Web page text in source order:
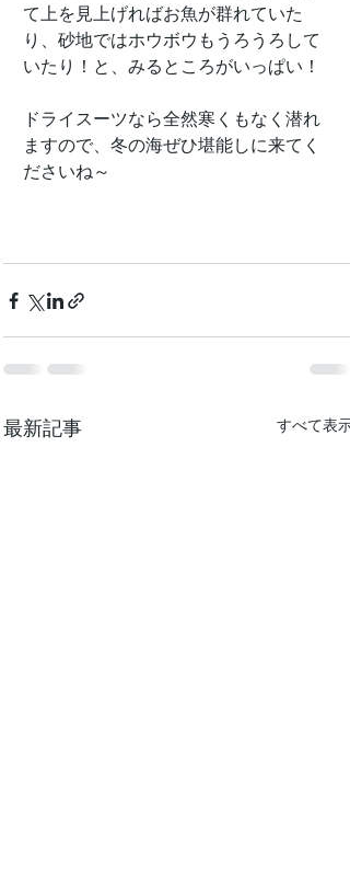
て上を見上げればお魚が群れていた
り、砂地ではホウボウもうろうろして
いたり！と、みるところがいっぱい！
ドライスーツなら全然寒くもなく潜れ
ますので、冬の海ぜひ堪能しに来てく
ださいね～
最新記事 すべて表示